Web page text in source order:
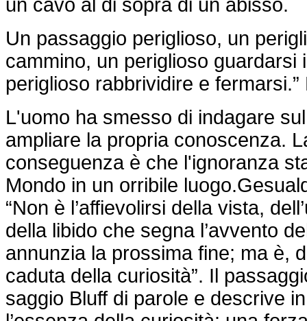
un cavo al di sopra di un abisso.
Un passaggio periglioso, un
cammino, un periglioso guardarsi
periglioso rabbrividire e
L'uomo ha smesso di indagare
ampliare la propria conoscenza.
conseguenza è che l'ignoranza
Mondo in un orribile
“Non è l’affievolirsi della vista,
della libido che segna l’avvento
annunzia la prossima fine; ma è,
caduta della curiosità”. Il
saggio Bluff di parole e descrive